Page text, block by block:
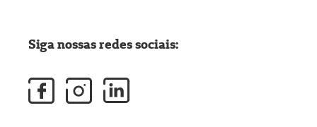
Siga nossas redes sociais: